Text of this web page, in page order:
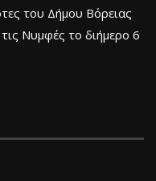
του Δήμου Βόρειας
Νυμφές το διήμερο 6